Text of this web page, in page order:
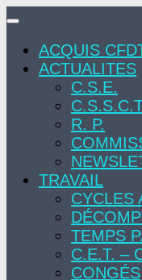
Skip
contentACQUIS
ACTUALITES
C.S.E.
R. P.
TRAVAIL
CYCLES
TEMPS
C.E.T. –
CONGÉS